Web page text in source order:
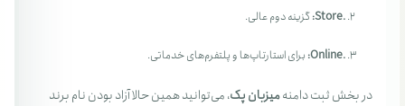
.Store: گزینه دوم عالی.
.Online: برای استارتاپ‌ها و پلتفرم‌های خدماتی.
در بخش ثبت دامنهمیزبان پک، می‌توانید همین حالا آزاد بودن نام برند